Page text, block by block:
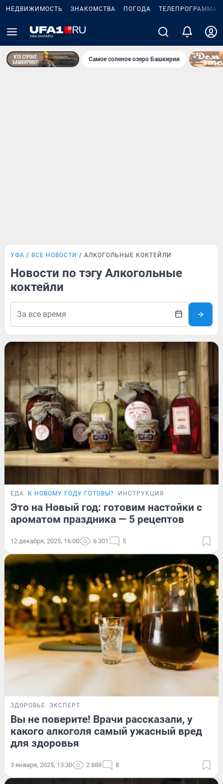
НЕДВИЖИМОСТЬ ЗНАКОМСТВА ПОГОДА ТЕЛЕПРОГРАММА
Самое соленое озеро Башкирии
УФА ВСЕ НОВОСТИ АЛКОГОЛЬНЫЕ КОКТЕЙЛИ
Новости по тэгу Алкогольные
коктейли
ЕДА К НОВОМУ ГОДУ ГОТОВЫ? ИНСТРУКЦИЯ
Это на Новый год: готовим настойки с
ароматом праздника — 5 рецептов
12 декабря, 2025, 16:00 6 301 5
ЗДОРОВЬЕ ЭКСПЕРТ
Вы не поверите! Врачи рассказали, у
какого алкоголя самый ужасный вред
для здоровья
3 января, 2025, 13:30 2 888 8